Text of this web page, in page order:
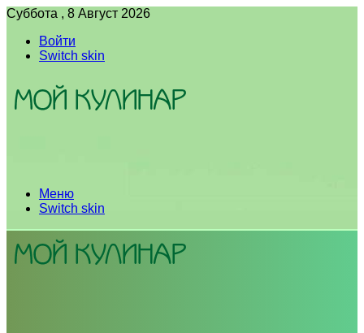
Суббота , 8 Август 2026
Войти
Switch skin
Меню
Switch skin